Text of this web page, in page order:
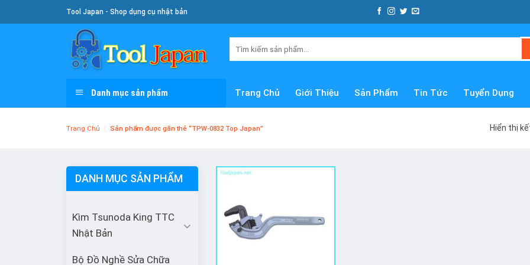
To
Tool Japan - Shop dụng cụ nhật bản
Danh mục sản phẩm Trang Chủ Giới Thiệu Sản Phẩm Tin Tức Tuyển Dụng
Trang Chủ / Sản phẩm được gắn thẻ “TPW-0832 Top Japan” Hiển thị
DANH MỤC SẢN PHẨM
Kìm Tsunoda King TTC
Nhật Bản
Bộ Đồ Nghề Sửa Chữa